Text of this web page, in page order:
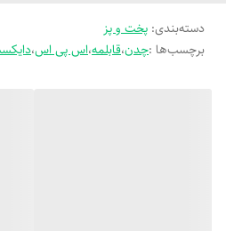
دسته‌بندی: پخت و پز
برچسب‌ها :چدن،قابلمه،اس پی اس،